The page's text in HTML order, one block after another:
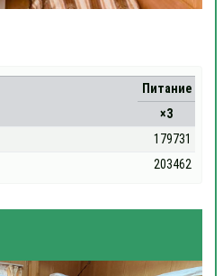
Питание
×3
179731
203462